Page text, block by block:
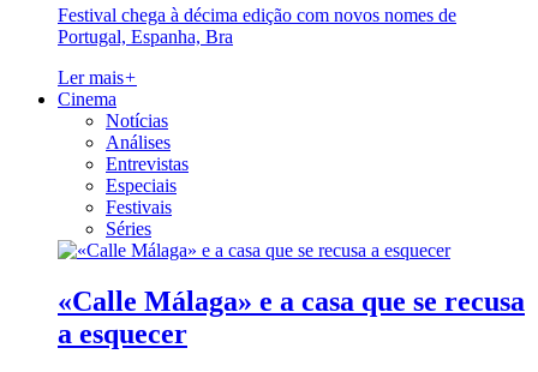
Festival chega à décima edição com novos nomes de
Portugal, Espanha, Bra
Ler mais+
Cinema
Notícias
Análises
Entrevistas
Especiais
Festivais
Séries
«Calle Málaga» e a casa que se recusa
a esquecer